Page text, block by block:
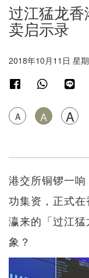
过江猛龙
卖启示录
2018年10月11日 星
A A A
港交所铜锣一
功集资，正式
瀛来的「过江
象？